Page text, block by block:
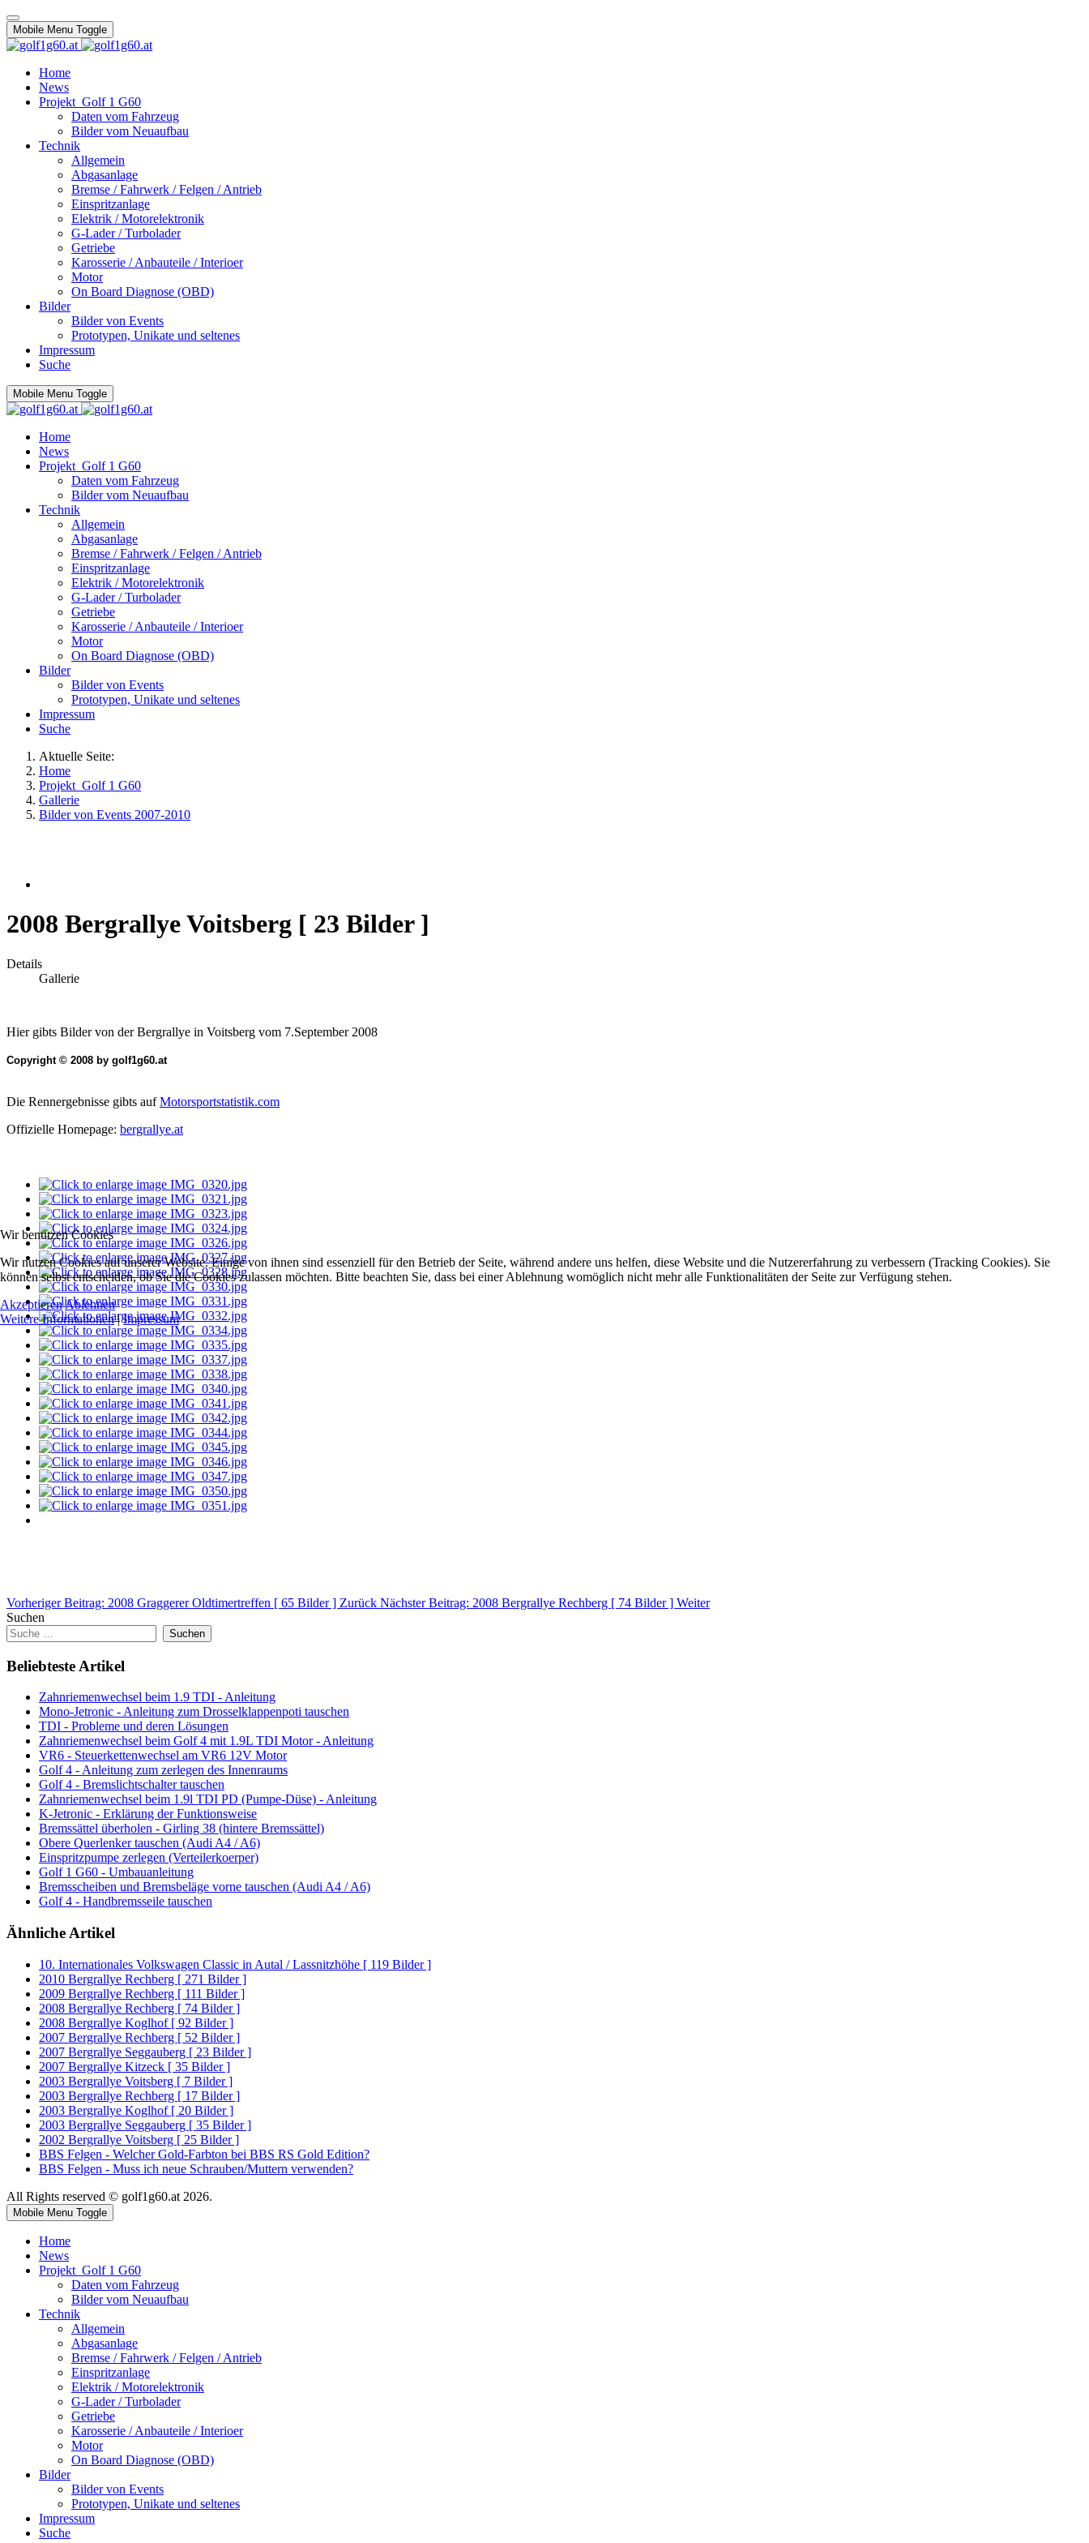
Mobile Menu Toggle
Home
News
Projekt_Golf 1 G60
Daten vom Fahrzeug
Bilder vom Neuaufbau
Technik
Allgemein
Abgasanlage
Bremse / Fahrwerk / Felgen / Antrieb
Einspritzanlage
Elektrik / Motorelektronik
G-Lader / Turbolader
Getriebe
Karosserie / Anbauteile / Interioer
Motor
On Board Diagnose (OBD)
Bilder
Bilder von Events
Prototypen, Unikate und seltenes
Impressum
Suche
Mobile Menu Toggle
Home
News
Projekt_Golf 1 G60
Daten vom Fahrzeug
Bilder vom Neuaufbau
Technik
Allgemein
Abgasanlage
Bremse / Fahrwerk / Felgen / Antrieb
Einspritzanlage
Elektrik / Motorelektronik
G-Lader / Turbolader
Getriebe
Karosserie / Anbauteile / Interioer
Motor
On Board Diagnose (OBD)
Bilder
Bilder von Events
Prototypen, Unikate und seltenes
Impressum
Suche
Aktuelle Seite:
Home
Projekt_Golf 1 G60
Gallerie
Bilder von Events 2007-2010
2008 Bergrallye Voitsberg [ 23 Bilder ]
Details
Gallerie
Hier gibts Bilder von der Bergrallye in Voitsberg vom 7.September 2008
Copyright © 2008 by golf1g60.at
Die Rennergebnisse gibts aufMotorsportstatistik.com
Offizielle Homepage: bergrallye.at
Vorheriger Beitrag: 2008 Graggerer Oldtimertreffen [ 65 Bilder ] Zurück Nächster Beitrag: 2008 Bergrallye Rechberg [ 74 Bilder ] Weiter
Suchen
Suchen
Beliebteste Artikel
Zahnriemenwechsel beim 1.9 TDI - Anleitung
Mono-Jetronic - Anleitung zum Drosselklappenpoti tauschen
TDI - Probleme und deren Lösungen
Zahnriemenwechsel beim Golf 4 mit 1.9L TDI Motor - Anleitung
VR6 - Steuerkettenwechsel am VR6 12V Motor
Golf 4 - Anleitung zum zerlegen des Innenraums
Golf 4 - Bremslichtschalter tauschen
Zahnriemenwechsel beim 1.9l TDI PD (Pumpe-Düse) - Anleitung
K-Jetronic - Erklärung der Funktionsweise
Bremssättel überholen - Girling 38 (hintere Bremssättel)
Obere Querlenker tauschen (Audi A4 / A6)
Einspritzpumpe zerlegen (Verteilerkoerper)
Golf 1 G60 - Umbauanleitung
Bremsscheiben und Bremsbeläge vorne tauschen (Audi A4 / A6)
Golf 4 - Handbremsseile tauschen
Ähnliche Artikel
10. Internationales Volkswagen Classic in Autal / Lassnitzhöhe [ 119 Bilder ]
2010 Bergrallye Rechberg [ 271 Bilder ]
2009 Bergrallye Rechberg [ 111 Bilder ]
2008 Bergrallye Rechberg [ 74 Bilder ]
2008 Bergrallye Koglhof [ 92 Bilder ]
2007 Bergrallye Rechberg [ 52 Bilder ]
2007 Bergrallye Seggauberg [ 23 Bilder ]
2007 Bergrallye Kitzeck [ 35 Bilder ]
2003 Bergrallye Voitsberg [ 7 Bilder ]
2003 Bergrallye Rechberg [ 17 Bilder ]
2003 Bergrallye Koglhof [ 20 Bilder ]
2003 Bergrallye Seggauberg [ 35 Bilder ]
2002 Bergrallye Voitsberg [ 25 Bilder ]
BBS Felgen - Welcher Gold-Farbton bei BBS RS Gold Edition?
BBS Felgen - Muss ich neue Schrauben/Muttern verwenden?
All Rights reserved © golf1g60.at 2026.
Mobile Menu Toggle
Home
News
Projekt_Golf 1 G60
Daten vom Fahrzeug
Bilder vom Neuaufbau
Technik
Allgemein
Abgasanlage
Bremse / Fahrwerk / Felgen / Antrieb
Einspritzanlage
Elektrik / Motorelektronik
G-Lader / Turbolader
Getriebe
Karosserie / Anbauteile / Interioer
Motor
On Board Diagnose (OBD)
Bilder
Bilder von Events
Prototypen, Unikate und seltenes
Impressum
Suche
Wir benutzen Cookies
Wir nutzen Cookies auf unserer Website. Einige von ihnen sind essenziell für den Betrieb der Seite, während andere uns helfen, diese Website und die Nutzererfahrung zu verbessern (Tracking Cookies). Sie
können selbst entscheiden, ob Sie die Cookies zulassen möchten. Bitte beachten Sie, dass bei einer Ablehnung womöglich nicht mehr alle Funktionalitäten der Seite zur Verfügung stehen.
AkzeptierenAblehnen
Weitere Informationen|Impressum